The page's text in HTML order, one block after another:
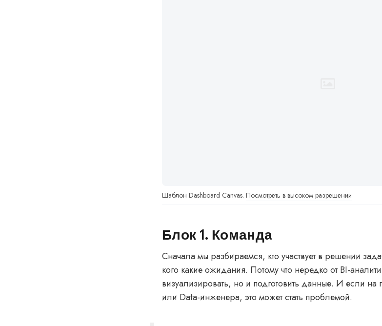
Шаблон Dashboard Canvas. Посмотреть в высоком разрешении
Блок 1. Команда
Сначала мы разбираемся, кто участвует в решении
кого какие ожидания. Потому что нередко от BI-
визуализировать, но и подготовить данные. И если на
или Data-инженера, это может стать проблемой.